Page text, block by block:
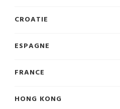
CROATIE
ESPAGNE
FRANCE
HONG KONG